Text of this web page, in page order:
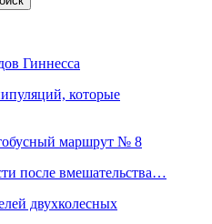
Гиннесса
которые
маршрут № 8
после вмешательства…
двухколесных